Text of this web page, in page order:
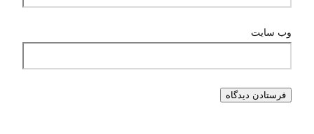
وب‌ سایت